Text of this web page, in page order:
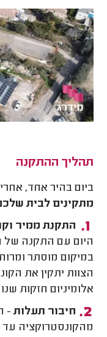
תהליך ההתקנה
ביום בהיר אחד,
מתקינים לבית
התקנת ממיר
היום עם התקנה של
במיקום מוסתר
הצוות יתקין את
אלומיניום חזקות
חיבור תעלות -
מהקונסטרוקציה